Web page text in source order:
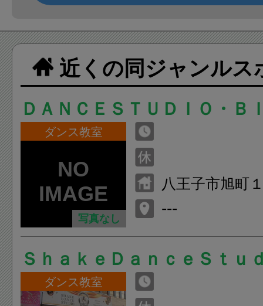
近くの同ジャンルス
ＤＡＮＣＥＳＴＵＤＩＯ・Ｂ
ダンス教室
写真なし
八王子市旭町
---
ＳｈａｋｅＤａｎｃｅＳｔｕ
ダンス教室